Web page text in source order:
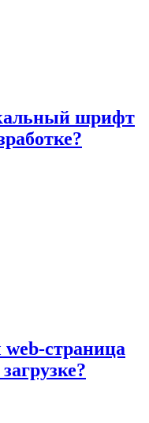
шрифт
страница